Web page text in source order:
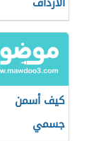
كيف أسمن
جسمي